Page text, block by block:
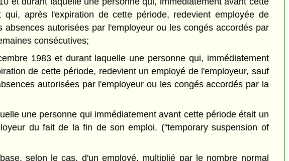
après l'expiration de cette période, redevient employée de
autorisées par l'employeur ou les congés accordés par
consécutives;
1983 et durant laquelle une personne qui, immédiatement
de cette période, redevient un employé de l'employeur, sauf
autorisées par l'employeur ou les congés accordés par la
une personne qui immédiatement avant cette période était un
du fait de la fin de son emploi. ("temporary suspension of
selon le cas, d'un employé, multiplié par le nombre normal